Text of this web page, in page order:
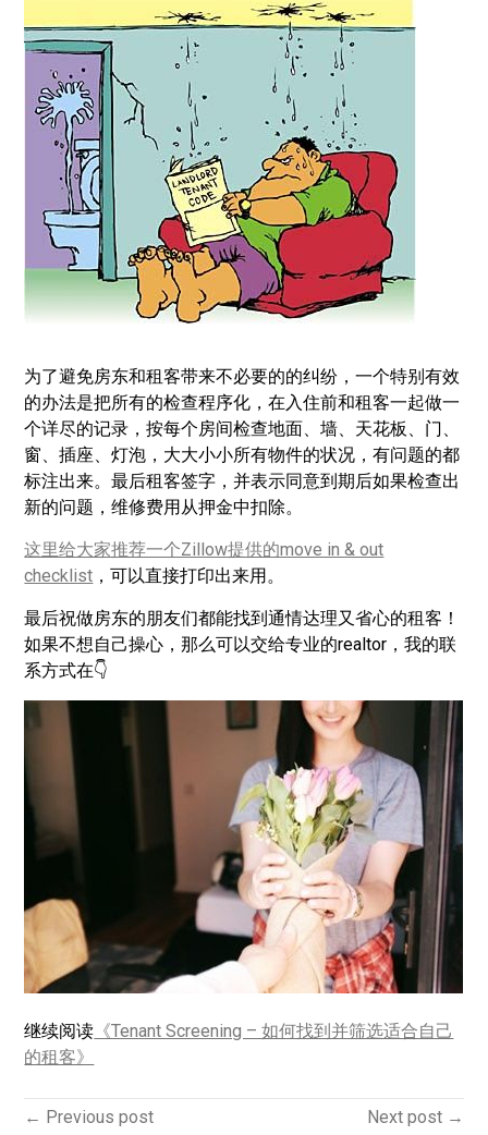
为了避免房东和租客带来不必要的的纠纷，一个特别有效
的办法是把所有的检查程序化，在入住前和租客一起做一
个详尽的记录，按每个房间检查地面、墙、天花板、门、
窗、插座、灯泡，大大小小所有物件的状况，有问题的都
标注出来。最后租客签字，并表示同意到期后如果检查出
新的问题，维修费用从押金中扣除。
这里给大家推荐一个Zillow提供的move in & out
checklist ，可以直接打印出来用。
最后祝做房东的朋友们都能找到通情达理又省心的租客！
如果不想自己操心，那么可以交给专业的realtor，我的联
系方式在👇
继续阅读 《Tenant Screening – 如何找到并筛选适合自己
的租客》
← Previous post Next post →